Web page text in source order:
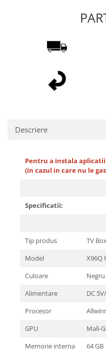
Descriere
Pentru a instala
(in cazul in care nu le
Specificatii:
Tip produs
TV
Model
X96Q
Culoare
Negru
Alimentare
DC
Procesor
GPU
Mali-
Memorie interna
64 GB